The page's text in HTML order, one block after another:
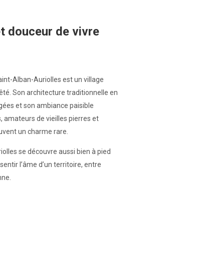
douceur de vivre
Alban-Auriolles est un village
Son architecture traditionnelle en
et son ambiance paisible
de vieilles pierres et
un charme rare.
se découvre aussi bien à pied
l’âme d’un territoire, entre